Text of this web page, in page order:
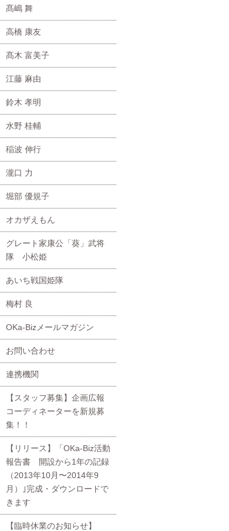
髙嶋 舞
高橋 康友
髙木 富美子
江藤 麻由
鈴木 孝明
水野 桂輔
稲波 伸行
瀧口 力
堀部 優規子
オカザえもん
グレート家康公「葵」武将
隊 小松姫
あいち戦国姫隊
梅村 良
OKa-Bizメールマガジン
お問い合わせ
連携機関
【スタッフ募集】企画広報
コーディネーターを新規募
集！！
【リリース】「OKa-Biz活動
報告書 開設から1年の記録
（2013年10月〜2014年9
月）｣完成・ダウンロードで
きます
【臨時休業のお知らせ】